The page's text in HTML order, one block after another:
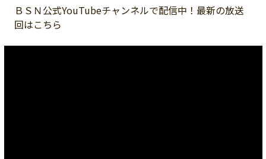
ＢＳＮ公式YouTubeチャンネルで配信中！最新の放送
回はこちら